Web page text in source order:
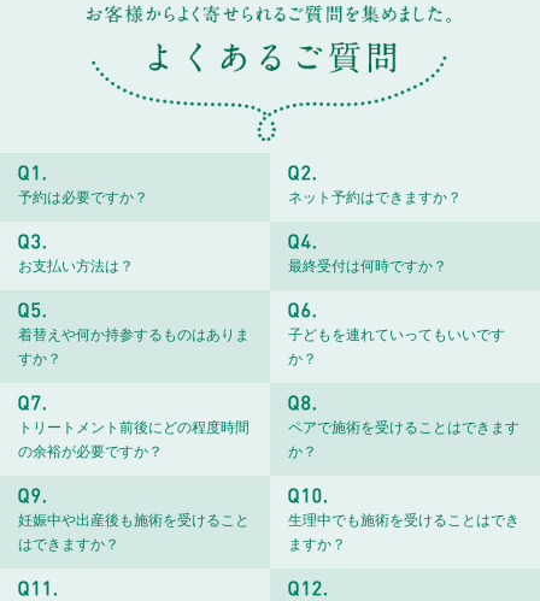
予約は必要ですか？ ネット予約はできますか？
お支払い方法は？ 最終受付は何時ですか？
着替えや何か持参するものはありま
すか？
子どもを連れていってもいいです
か？
トリートメント前後にどの程度時間
の余裕が必要ですか？
ペアで施術を受けることはできます
か？
妊娠中や出産後も施術を受けること
はできますか？
生理中でも施術を受けることはでき
ますか？